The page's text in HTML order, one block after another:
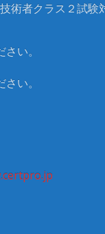
術者クラス２試験
い。
い。